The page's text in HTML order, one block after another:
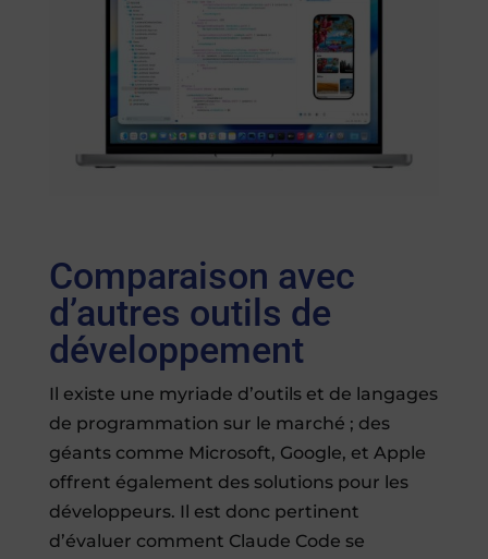
Comparaison avec
d’autres outils de
développement
Il existe une myriade d’outils et de langages
de programmation sur le marché ; des
géants comme Microsoft, Google, et Apple
offrent également des solutions pour les
développeurs. Il est donc pertinent
d’évaluer comment Claude Code se